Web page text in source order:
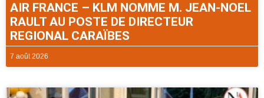
AIR FRANCE – KLM NOMME M. JEAN-NOEL
RAULT AU POSTE DE DIRECTEUR
REGIONAL CARAÏBES
7 août 2026